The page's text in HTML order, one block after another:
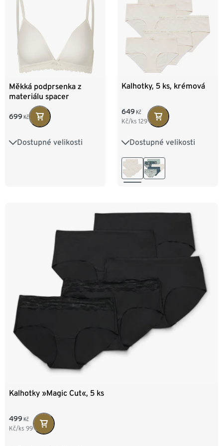
85B
Měkká podprsenka z
materiálu spacer
699 Kč
Dostupné velikosti
75A 75B 75C
Kalhotky, 5 ks, krémová
649 Kč
Kč/ks 129
Dostupné velikosti
S 36/38 M 40/42
L 44/46
Kalhotky »Magic Cut«, 5 ks
499 Kč
Kč/ks 99